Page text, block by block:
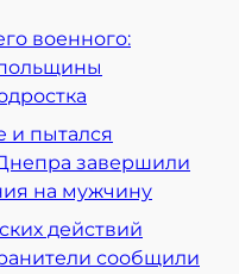
военного:
и пытался
завершили
на мужчину
действий
сообщили